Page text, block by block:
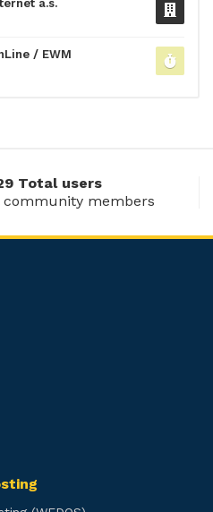
a.s.
/ EWM
Total users
community members